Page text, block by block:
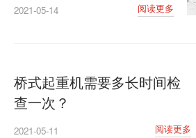
2021-05-14 阅读更多
桥式起重机需要多长时间检
查一次？
2021-05-11 阅读更多